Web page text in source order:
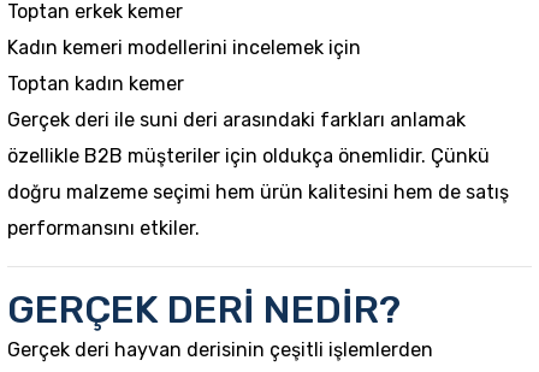
Toptan erkek kemer
Kadın kemeri modellerini incelemek için
Toptan kadın kemer
Gerçek deri ile suni deri arasındaki farkları anlamak
özellikle B2B müşteriler için oldukça önemlidir. Çünkü
doğru malzeme seçimi hem ürün kalitesini hem de satış
performansını etkiler.
GERÇEK DERİ NEDİR?
Gerçek deri hayvan derisinin çeşitli işlemlerden